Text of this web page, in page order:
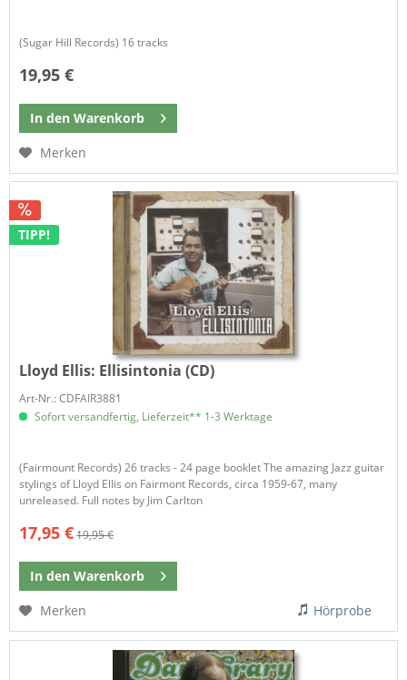
(Sugar Hill Records) 16 tracks
19,95 €
In den Warenkorb
Merken
TIPP!
Lloyd Ellis: Ellisintonia (CD)
Art-Nr.: CDFAIR3881
Sofort versandfertig, Lieferzeit** 1-3 Werktage
(Fairmount Records) 26 tracks - 24 page booklet The amazing Jazz guitar
stylings of Lloyd Ellis on Fairmont Records, circa 1959-67, many
unreleased. Full notes by Jim Carlton
17,95 €19,95 €
In den Warenkorb
Merken
Hörprobe